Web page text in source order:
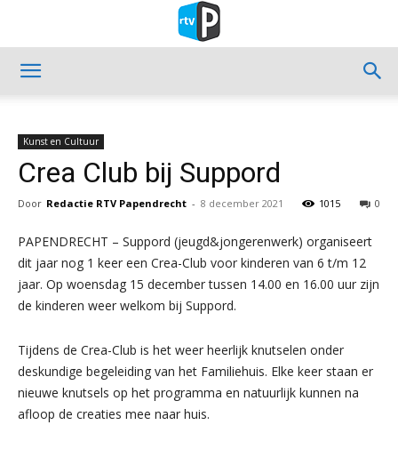
Kunst en Cultuur
Crea Club bij Suppord
Door Redactie RTV Papendrecht - 8 december 2021 0
1015
PAPENDRECHT – Suppord (jeugd&jongerenwerk) organiseert
dit jaar nog 1 keer een Crea-Club voor kinderen van 6 t/m 12
jaar. Op woensdag 15 december tussen 14.00 en 16.00 uur zijn
de kinderen weer welkom bij Suppord.
Tijdens de Crea-Club is het weer heerlijk knutselen onder
deskundige begeleiding van het Familiehuis. Elke keer staan er
nieuwe knutsels op het programma en natuurlijk kunnen na
afloop de creaties mee naar huis.